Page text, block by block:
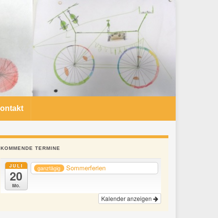
KOMMENDE TERMINE
JULI
20
Mo.
ganztägig Sommerferien
Kalender anzeigen